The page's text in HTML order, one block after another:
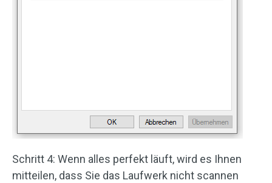
Schritt 4: Wenn alles perfekt läuft, wird es Ihnen
mitteilen, dass Sie das Laufwerk nicht scannen